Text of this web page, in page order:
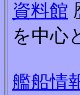
資料館
を中心
艦船情